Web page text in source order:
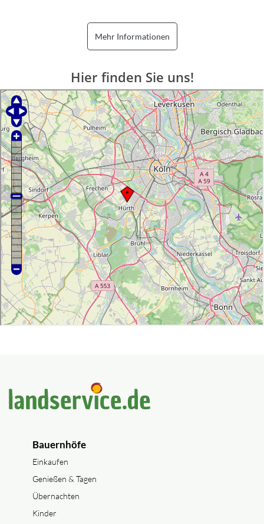
Mehr Informationen
Hier finden Sie uns!
Bauernhöfe
Einkaufen
Genießen & Tagen
Übernachten
Kinder